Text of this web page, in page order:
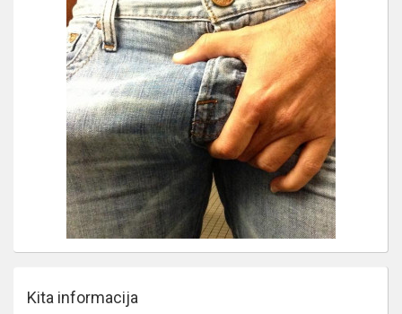
Kita informacija